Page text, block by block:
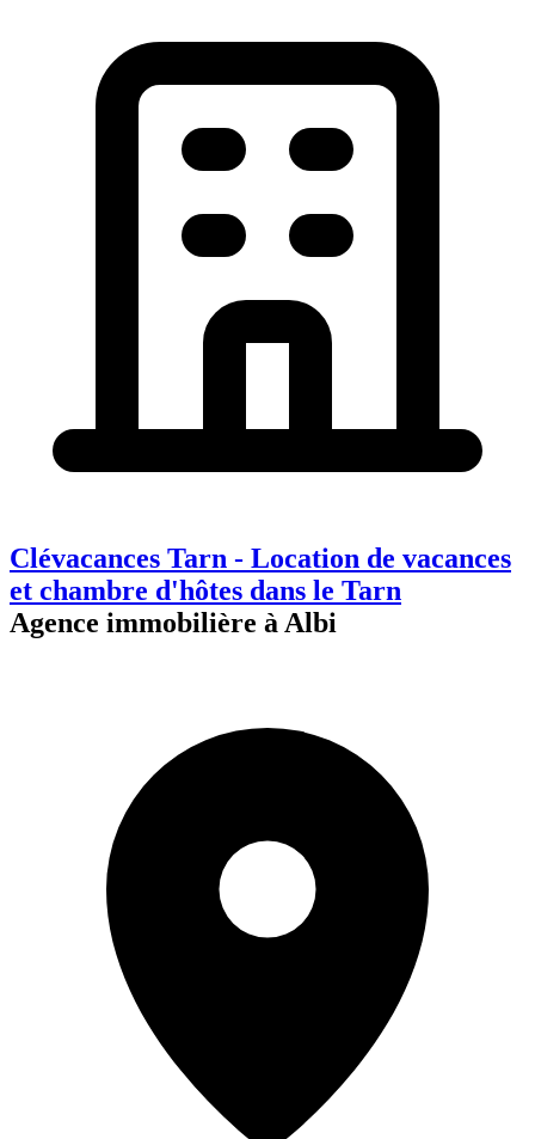
Clévacances Tarn - Location de vacances
et chambre d'hôtes dans le Tarn
Agence immobilière à Albi